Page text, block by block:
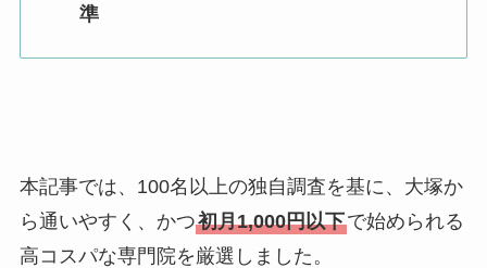
準
本記事では、100名以上の独自調査を基に、大塚か
ら通いやすく、かつ初月1,000円以下で始められる
高コスパな専門院を厳選しました。